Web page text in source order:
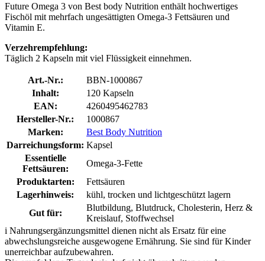
Future Omega 3 von Best body Nutrition enthält hochwertiges
Fischöl mit mehrfach ungesättigten Omega-3 Fettsäuren und
Vitamin E.
Verzehrempfehlung:
Täglich 2 Kapseln mit viel Flüssigkeit einnehmen.
Art.-Nr.:
BBN-1000867
Inhalt:
120 Kapseln
EAN:
4260495462783
Hersteller-Nr.:
1000867
Marken:
Best Body Nutrition
Darreichungsform: Kapsel
Essentielle
Fettsäuren:
Omega-3-Fette
Produktarten:
Fettsäuren
Lagerhinweis:
kühl, trocken und lichtgeschützt lagern
Gut für:
Blutbildung, Blutdruck, Cholesterin, Herz &
Kreislauf, Stoffwechsel
i Nahrungsergänzungsmittel dienen nicht als Ersatz für eine
abwechslungsreiche ausgewogene Ernährung. Sie sind für Kinder
unerreichbar aufzubewahren.